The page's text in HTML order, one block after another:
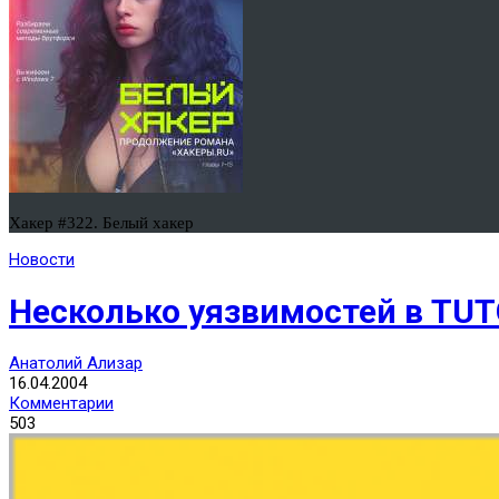
Хакер #322. Белый хакер
Новости
Несколько уязвимостей в
Анатолий Ализар
16.04.2004
Комментарии
503